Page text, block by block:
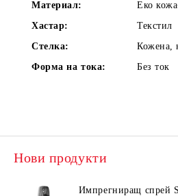
Материал:
Еко
Хастар:
Текстил
Стелка:
Кожена,
Форма на тока:
Без ток
Нови продукти
Импрегниращ спрей